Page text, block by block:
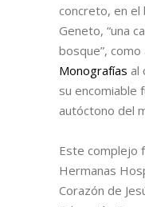
concreto, en el
Geneto, “una
bosque”, como
Monografías al
su encomiable
autóctono del
Este complejo
Hermanas
Corazón de